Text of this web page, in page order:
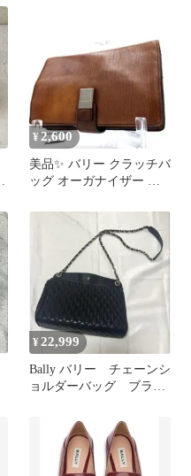
¥2,600
美品✨️ バリー クラッチバ
ッグ オーガナイザー セ
あり
¥22,999
Bally バリー チェーンシ
ョルダーバッグ ブラッ